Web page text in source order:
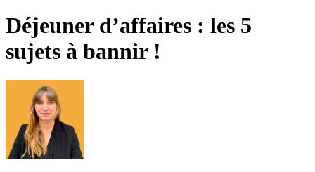
Déjeuner d’affaires : les 5
sujets à bannir !